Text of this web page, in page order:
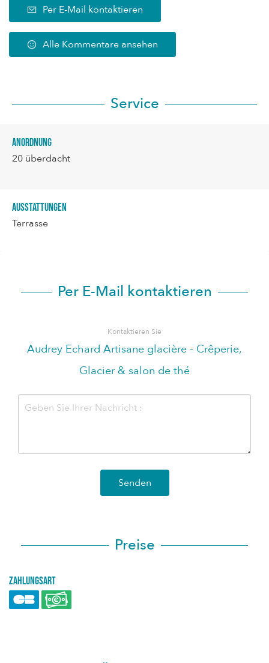
Per E-Mail kontaktieren
Alle Kommentare ansehen
Service
Anordnung
20 überdacht
Ausstattungen
Terrasse
Per E-Mail kontaktieren
Kontaktieren Sie
Audrey Echard Artisane glacière - Crêperie,
Glacier & salon de thé
Senden
Preise
Zahlungsart